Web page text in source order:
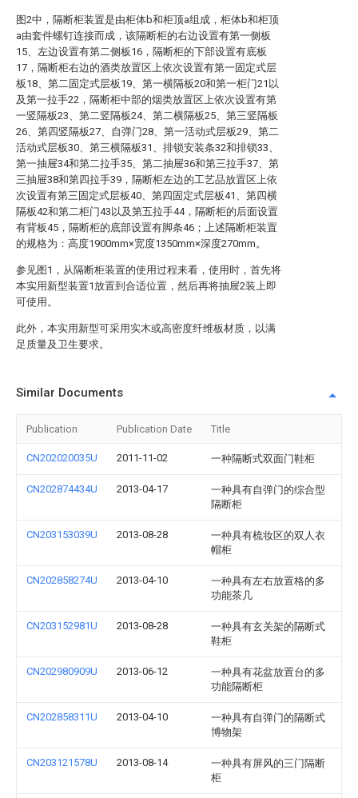
图2中，隔断柜装置是由柜体b和柜顶a组成，柜体b和柜顶
a由套件螺钉连接而成，该隔断柜的右边设置有第一侧板
15、左边设置有第二侧板16，隔断柜的下部设置有底板
17，隔断柜右边的酒类放置区上依次设置有第一固定式层
板18、第二固定式层板19、第一横隔板20和第一柜门21以
及第一拉手22，隔断柜中部的烟类放置区上依次设置有第
一竖隔板23、第二竖隔板24、第二横隔板25、第三竖隔板
26、第四竖隔板27、自弹门28、第一活动式层板29、第二
活动式层板30、第三横隔板31、排锁安装条32和排锁33、
第一抽屉34和第二拉手35、第二抽屉36和第三拉手37、第
三抽屉38和第四拉手39，隔断柜左边的工艺品放置区上依
次设置有第三固定式层板40、第四固定式层板41、第四横
隔板42和第二柜门43以及第五拉手44，隔断柜的后面设置
有背板45，隔断柜的底部设置有脚条46；上述隔断柜装置
的规格为：高度1900mm×宽度1350mm×深度270mm。
参见图1，从隔断柜装置的使用过程来看，使用时，首先将
本实用新型装置1放置到合适位置，然后再将抽屉2装上即
可使用。
此外，本实用新型可采用实木或高密度纤维板材质，以满
足质量及卫生要求。
Similar Documents
Publication Publication Date Title
CN202020035U 2011-11-02 一种隔断式双面门鞋柜
CN202874434U 2013-04-17
一种具有自弹门的综合型
隔断柜
CN203153039U 2013-08-28
一种具有梳妆区的双人衣
帽柜
CN202858274U 2013-04-10
一种具有左右放置格的多
功能茶几
CN203152981U 2013-08-28
一种具有玄关架的隔断式
鞋柜
CN202980909U 2013-06-12
一种具有花盆放置台的多
功能隔断柜
CN202858311U 2013-04-10
一种具有自弹门的隔断式
博物架
CN203121578U 2013-08-14
一种具有屏风的三门隔断
柜